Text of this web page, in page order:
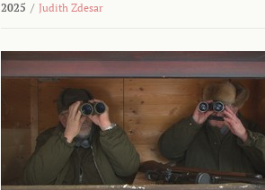
2025 / Judith Zdesar